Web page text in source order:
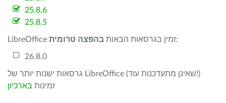
25.8.6
25.8.5
LibreOffice זמין בגרסאות הבאות בהפצה טרומית :
26.8.0
גרסאות ישנות יותר של LibreOffice (שאינן מתעדכנות עוד!)
זמינות בארכיון